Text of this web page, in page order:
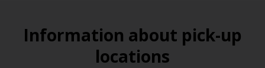
Information about pick-up
locations